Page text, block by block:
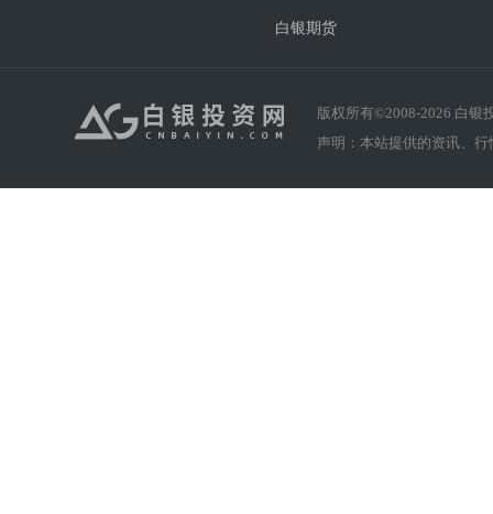
白银期货
版权所有©2008-2026 白银
声明：本站提供的资讯、